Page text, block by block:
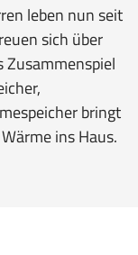
leben nun seit
sich über
Zusammenspiel
bringt
ins Haus.